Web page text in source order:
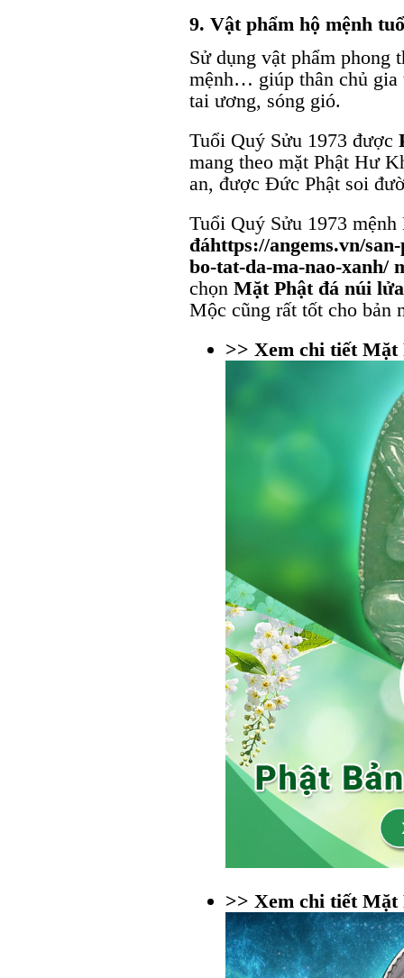
9. Vật phẩm hộ mệnh
Sử dụng vật phẩm phong
mệnh… giúp thân chủ gia
tai ương, sóng gió.
Tuổi Quý Sửu 1973 được
mang theo mặt Phật Hư
an, được Đức Phật soi
Tuổi Quý Sửu 1973
đáhttps://angems.vn/
bo-tat-da-ma-nao-xanh/
chọn Mặt Phật đá núi
Mộc cũng rất tốt cho bản
>> Xem chi tiết Mặt
>> Xem chi tiết Mặt